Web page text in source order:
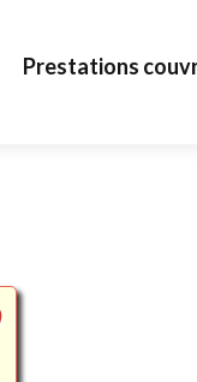
Prestations